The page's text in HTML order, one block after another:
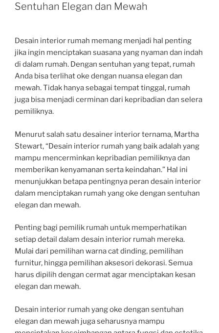
Sentuhan Elegan dan Mewah
Desain interior rumah memang menjadi hal penting
jika ingin menciptakan suasana yang nyaman dan indah
di dalam rumah. Dengan sentuhan yang tepat, rumah
Anda bisa terlihat oke dengan nuansa elegan dan
mewah. Tidak hanya sebagai tempat tinggal, rumah
juga bisa menjadi cerminan dari kepribadian dan selera
pemiliknya.
Menurut salah satu desainer interior ternama, Martha
Stewart, “Desain interior rumah yang baik adalah yang
mampu mencerminkan kepribadian pemiliknya dan
memberikan kenyamanan serta keindahan.” Hal ini
menunjukkan betapa pentingnya peran desain interior
dalam menciptakan rumah yang oke dengan sentuhan
elegan dan mewah.
Penting bagi pemilik rumah untuk memperhatikan
setiap detail dalam desain interior rumah mereka.
Mulai dari pemilihan warna cat dinding, pemilihan
furnitur, hingga pemilihan aksesori dekorasi. Semua
harus dipilih dengan cermat agar menciptakan kesan
elegan dan mewah.
Desain interior rumah yang oke dengan sentuhan
elegan dan mewah juga seharusnya mampu